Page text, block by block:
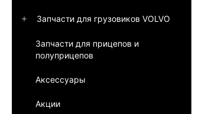
Запчасти для грузовиков VOLVO
Запчасти для прицепов и
полуприцепов
Аксессуары
Акции